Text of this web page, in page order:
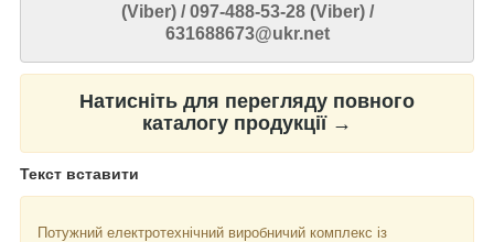
(Viber) / 097-488-53-28 (Viber) /
631688673@ukr.net
Натисніть для перегляду повного
каталогу продукції →
Текст вставити
Потужний електротехнічний виробничий комплекс із